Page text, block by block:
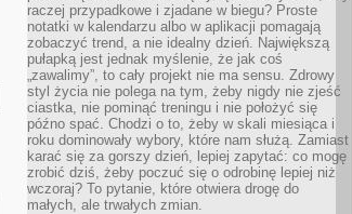
raczej przypadkowe i zjadane w biegu? Proste
notatki w kalendarzu albo w aplikacji pomagają
zobaczyć trend, a nie idealny dzień. Największą
pułapką jest jednak myślenie, że jak coś
„zawalimy”, to cały projekt nie ma sensu. Zdrowy
styl życia nie polega na tym, żeby nigdy nie zjeść
ciastka, nie pominąć treningu i nie położyć się
późno spać. Chodzi o to, żeby w skali miesiąca i
roku dominowały wybory, które nam służą. Zamiast
karać się za gorszy dzień, lepiej zapytać: co mogę
zrobić dziś, żeby poczuć się o odrobinę lepiej niż
wczoraj? To pytanie, które otwiera drogę do
małych, ale trwałych zmian.